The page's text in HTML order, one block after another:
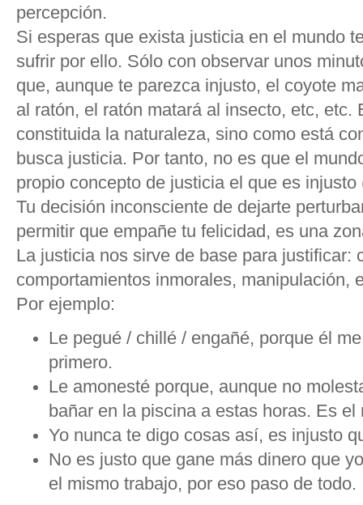
percepción.
Si esperas que exista justicia en el mundo
sufrir por ello. Sólo con observar unos
que, aunque te parezca injusto, el coyote
al ratón, el ratón matará al insecto, etc, etc.
constituida la naturaleza, sino como está
busca justicia. Por tanto, no es que el
propio concepto de justicia el que es
Tu decisión inconsciente de dejarte
permitir que empañe tu felicidad, es una
La justicia nos sirve de base para justificar:
comportamientos inmorales, manipulación,
Por ejemplo:
Le pegué / chillé / engañé, porque él
primero.
Le amonesté porque, aunque no
bañar en la piscina a estas horas. Es el
Yo nunca te digo cosas así, es injusto
No es justo que gane más dinero que
el mismo trabajo, por eso paso de todo.